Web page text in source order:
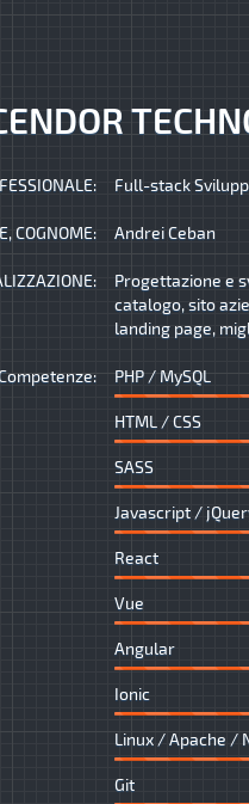
Full-stack
COGNOME: Andrei Ceban
Progettazione e
catalogo, sito
landing page,
PHP / MySQL
HTML / CSS
SASS
Javascript /
React
Vue
Angular
Ionic
Linux / Apache /
Git